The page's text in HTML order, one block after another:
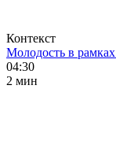
Контекст
Молодость в
04:30
2 мин